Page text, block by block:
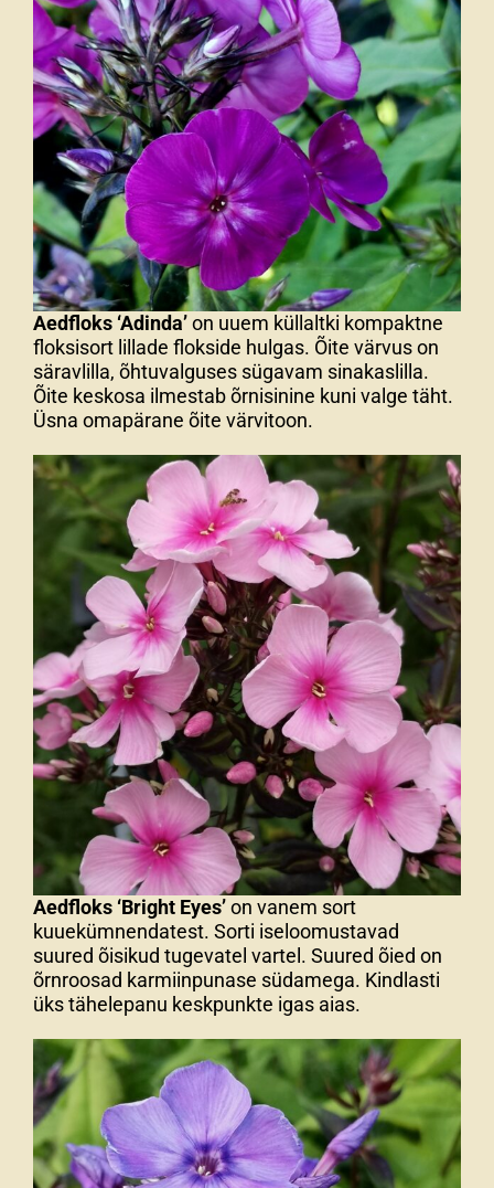
Aedfloks ‘Adinda’on uuem küllaltki kompaktne
floksisort lillade flokside hulgas. Õite värvus on
säravlilla, õhtuvalguses sügavam sinakaslilla.
Õite keskosa ilmestab õrnisinine kuni valge täht.
Üsna omapärane õite värvitoon.
Aedfloks ‘Bright Eyes’on vanem sort
kuuekümnendatest. Sorti iseloomustavad
suured õisikud tugevatel vartel. Suured õied on
õrnroosad karmiinpunase südamega. Kindlasti
üks tähelepanu keskpunkte igas aias.